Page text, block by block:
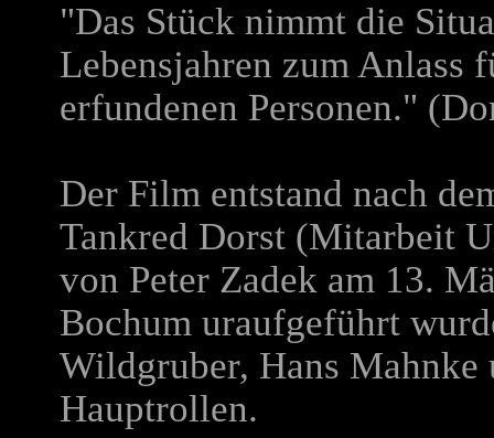
"Das Stück nimmt die
Lebensjahren zum Anlass
erfundenen Personen."
Der Film entstand nach
Tankred Dorst (Mitarbeit
von Peter Zadek am 13.
Bochum uraufgeführt
Wildgruber, Hans Mahnke
Hauptrollen.